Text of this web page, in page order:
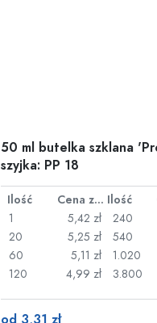
50 ml butelka szklana
szyjka: PP 18
Ilość Cena za sztukę Ilość
1
5,42 zł
20
5,25 zł
60
5,11 zł
120
4,99 zł
240
540
1.020
3.800